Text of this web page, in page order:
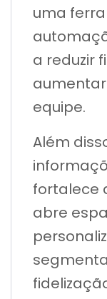
uma
a reduzir
equipe.
Além
fortalece
abre